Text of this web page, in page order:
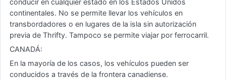
conducir en cualquier estado en los Estados Unidos
continentales. No se permite llevar los vehículos en
transbordadores o en lugares de la isla sin autorización
previa de Thrifty. Tampoco se permite viajar por ferrocarril.
CANADÁ:
En la mayoría de los casos, los vehículos pueden ser
conducidos a través de la frontera canadiense.